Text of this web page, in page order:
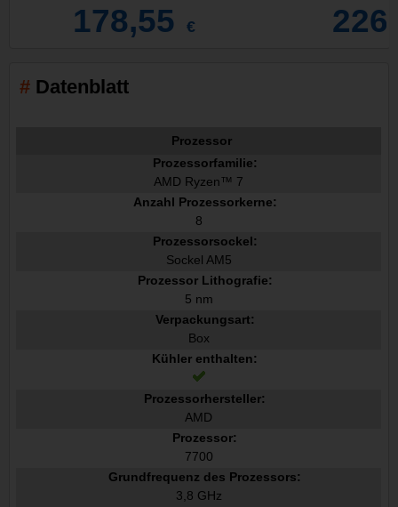
178,55 €
Datenblatt
Prozessor
Prozessorfamilie:
AMD Ryzen™ 7
Anzahl Prozessorkerne:
8
Prozessorsockel:
Sockel AM5
Prozessor Lithografie:
5 nm
Verpackungsart:
Box
Kühler enthalten:
Prozessorhersteller:
AMD
Prozessor:
7700
Grundfrequenz des Prozessors:
3,8 GHz